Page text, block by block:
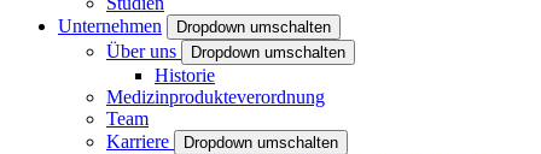
Unternehmen
Dropdown umschalten
Über uns Dropdown umschalten
Historie
Medizinprodukteverordnung
Team
Karriere
Dropdown umschalten